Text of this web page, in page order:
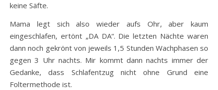
keine Säfte.
Mama legt sich also wieder aufs Ohr, aber kaum
eingeschlafen, ertönt „DA DA“. Die letzten Nächte waren
dann noch gekrönt von jeweils 1,5 Stunden Wachphasen so
gegen 3 Uhr nachts. Mir kommt dann nachts immer der
Gedanke, dass Schlafentzug nicht ohne Grund eine
Foltermethode ist.